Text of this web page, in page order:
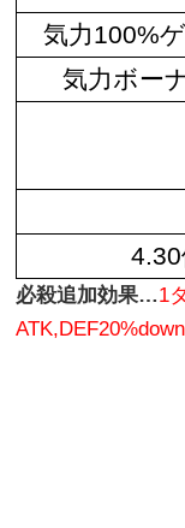
気力100%
気力ボー
必殺追加効果…1
ATK,DEF20%down